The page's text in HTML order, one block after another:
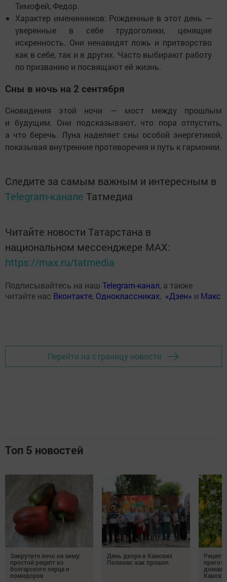
Тимофей, Федор.
Характер именинников: Рожденные в этот день —
уверенные в себе трудоголики, ценящие
искренность. Они ненавидят ложь и притворство
как в себе, так и в других. Часто выбирают работу
по призванию и посвящают ей жизнь.
Сны в ночь на 2 сентября
Сновидения этой ночи — мост между прошлым
и будущим. Они подсказывают, что пора отпустить,
а что беречь. Луна наделяет сны особой энергетикой,
показывая внутренние противоречия и путь к гармонии.
Следите за самым важным и интересным в
Telegram-канале Татмедиа
Читайте новости Татарстана в
национальном мессенджере MАХ:
https://max.ru/tatmedia
Подписывайтесь на наш Telegram-канал, а также
читайте нас Вконтакте, Одноклассниках, «Дзен» и Макс
Перейти на страницу новости
Топ 5 новостей
Закрутите лечо на зиму:
простой рецепт из
болгарского перца и
помидоров
День двора в Камских
Полянах: как прошел